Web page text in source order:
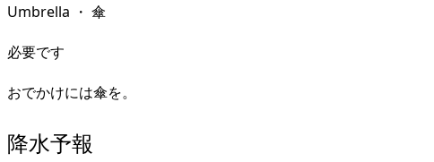
Umbrella ・ 傘
必要です
おでかけには傘を。
降水予報